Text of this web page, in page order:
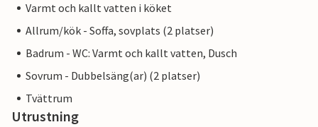
Varmt och kallt vatten i köket
Allrum/kök - Soffa, sovplats (2 platser)
Badrum - WC: Varmt och kallt vatten, Dusch
Sovrum - Dubbelsäng(ar) (2 platser)
Tvättrum
Utrustning